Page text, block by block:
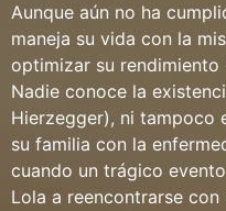
Aunque aún no ha
maneja su vida con la
optimizar su
Nadie conoce la
Hierzegger), ni tampoco
su familia con la
cuando un trágico
Lola a reencontrarse